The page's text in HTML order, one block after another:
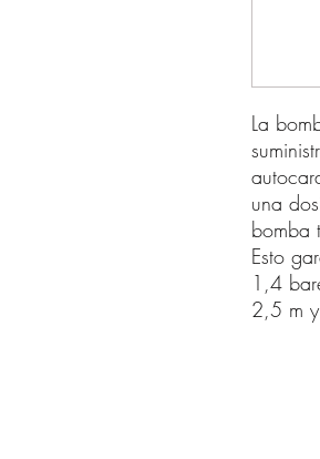
La
una
bomba
Esto
1,4
2,5 m